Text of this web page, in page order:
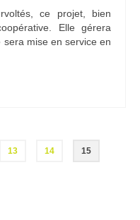
ce projet, bien
Elle gérera
sera mise en service en
13 14 15